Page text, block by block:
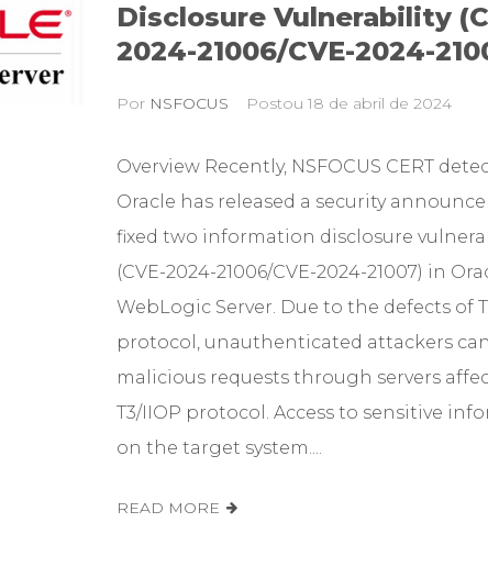
Disclosure Vulnerability
2024-21006/CVE-2024-
Por NSFOCUS Postou 18 de abril de 2024
Overview Recently, NSFOCUS CERT
Oracle has released a security
fixed two information disclosure
(CVE-2024-21006/CVE-2024-21007) in
WebLogic Server. Due to the defects of
protocol, unauthenticated attackers
malicious requests through servers
T3/IIOP protocol. Access to sensitive
on the target system....
READ MORE